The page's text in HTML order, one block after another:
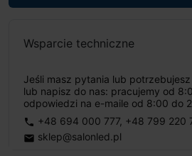
Wsparcie techniczne
Jeśli masz pytania lub
lub napisz do nas: pracujemy od
odpowiedzi na e-maile od 8:00 do
phone +48 694 000 777, +48 799 220
email sklep@salonled.pl